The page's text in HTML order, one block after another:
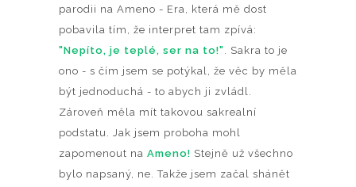
parodii na Ameno - Era, která mě dost
pobavila tím, že interpret tam zpívá:
"Nepíto, je teplé, ser na to!" . Sakra to je
ono - s čím jsem se potýkal, že věc by měla
být jednoduchá - to abych ji zvládl.
Zároveň měla mít takovou sakrealní
podstatu. Jak jsem proboha mohl
zapomenout na Ameno! Stejně už všechno
bylo napsaný, ne. Takže jsem začal shánět